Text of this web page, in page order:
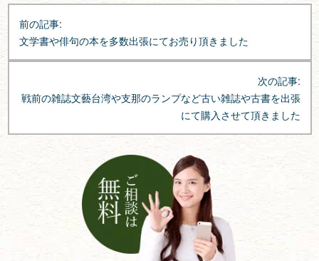
投
稿
ナ
ビ
ゲ
ー
シ
前の記事:
文学書や俳句の本を多数出張にてお売り頂きました
次の記事:
戦前の雑誌文藝台湾や支那のランプなど古い雑誌や古書を出張
にて購入させて頂きました